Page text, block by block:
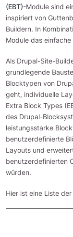
(EBT)-Module sind
inspiriert von
Buildern. In
Module das
Als Drupal-Site-
grundlegende
Blocktypen von
geht, individuelle
Extra Block Types
des Drupal-
leistungsstarke
benutzerdefinierte
Layouts und
benutzerdefinierten
würden.
Hier ist eine Liste